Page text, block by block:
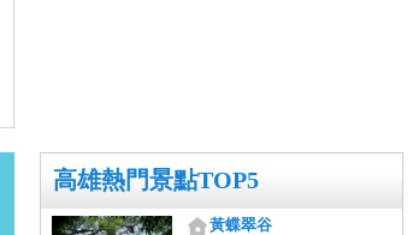
高雄熱門景點TOP5
黃蝶翠谷